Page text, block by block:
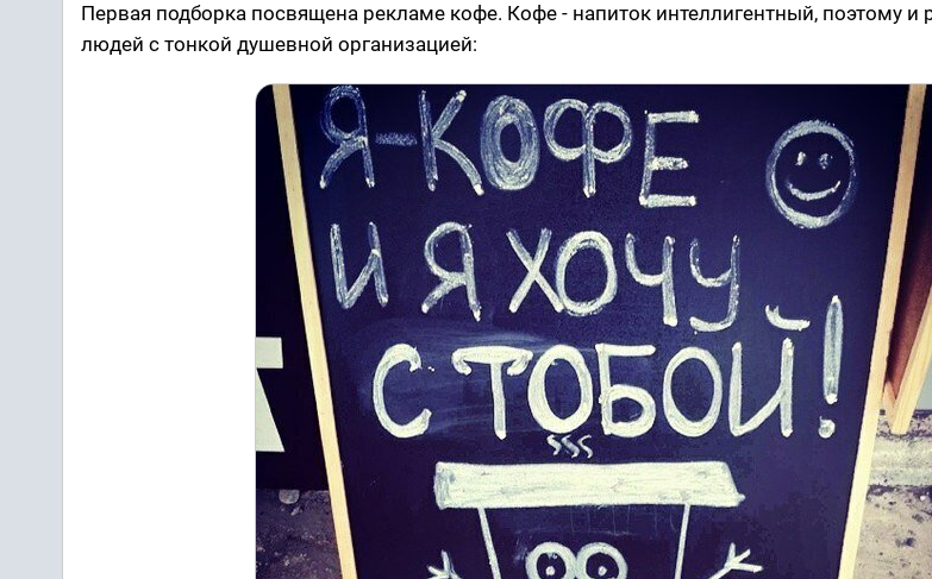
Первая подборка посвящена рекламе кофе. Кофе - напиток интеллигентный, поэтому и
людей с тонкой душевной организацией: